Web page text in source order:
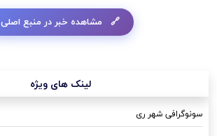
مشاهده خبر در منبع اصلی
لینک های ویژه
سونوگرافی شهر ری